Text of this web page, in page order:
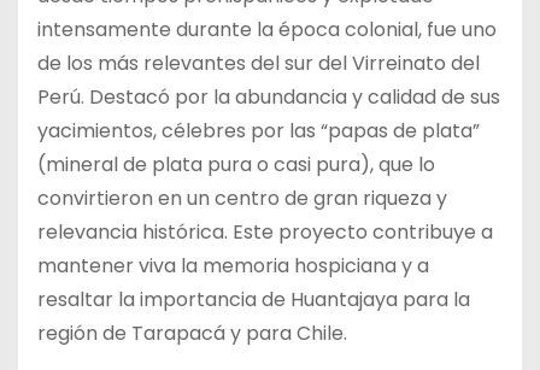
intensamente durante la época colonial, fue uno
de los más relevantes del sur del Virreinato del
Perú. Destacó por la abundancia y calidad de sus
yacimientos, célebres por las “papas de plata”
(mineral de plata pura o casi pura), que lo
convirtieron en un centro de gran riqueza y
relevancia histórica. Este proyecto contribuye a
mantener viva la memoria hospiciana y a
resaltar la importancia de Huantajaya para la
región de Tarapacá y para Chile.